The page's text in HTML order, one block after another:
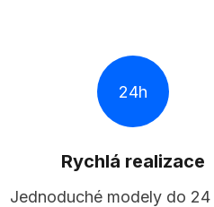
24h
Rychlá realizace
Jednoduché modely do 24